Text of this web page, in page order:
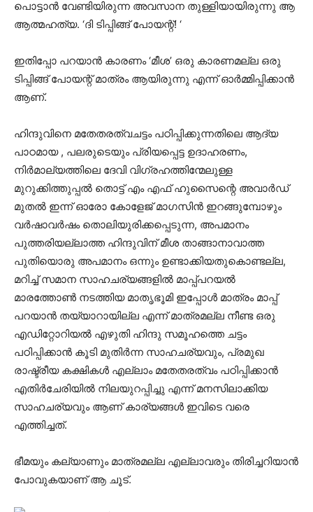
പൊട്ടാൻ വേണ്ടിയിരുന്ന അവസാന തുള്ളിയായിരുന്നു ആ
ആത്മഹത്യ. ‘ദി ടിപ്പിങ്ങ് പോയന്റ്! ‘
ഇതിപ്പോ പറയാൻ കാരണം ‘മീശ’ ഒരു കാരണമല്ല ഒരു
ടിപ്പിങ്ങ് പോയന്റ് മാത്രം ആയിരുന്നു എന്ന് ഓർമ്മിപ്പിക്കാൻ
ആണ്.
ഹിന്ദുവിനെ മതേതരത്വചട്ടം പഠിപ്പിക്കുന്നതിലെ ആദ്യ
പാഠമായ , പലരുടെയും പ്രിയപ്പെട്ട ഉദാഹരണം,
നിർമാല്യത്തിലെ ദേവി വിഗ്രഹത്തിന്മേലുള്ള
മുറുക്കിത്തുപ്പൽ തൊട്ട് എം എഫ് ഹുസൈന്റെ അവാർഡ്
മുതൽ ഇന്ന് ഓരോ കോളേജ് മാഗസിൻ ഇറങ്ങുമ്പോഴും
വർഷാവർഷം തൊലിയുരിക്കപ്പെടുന്ന, അപമാനം
പുത്തരിയല്ലാത്ത ഹിന്ദുവിന് മീശ താങ്ങാനാവാത്ത
പുതിയൊരു അപമാനം ഒന്നും ഉണ്ടാക്കിയതുകൊണ്ടല്ല,
മറിച്ച് സമാന സാഹചര്യങ്ങളിൽ മാപ്പ്പറയൽ
മാരത്തോൺ നടത്തിയ മാതൃഭൂമി ഇപ്പോൾ മാത്രം മാപ്പ്
പറയാൻ തയ്യാറായില്ല എന്ന് മാത്രമല്ല നീണ്ട ഒരു
എഡിറ്റോറിയൽ എഴുതി ഹിന്ദു സമൂഹത്തെ ചട്ടം
പഠിപ്പിക്കാൻ കൂടി മുതിർന്ന സാഹചര്യവും, പ്രമുഖ
രാഷ്ട്രീയ കക്ഷികൾ എല്ലാം മതേതരത്വം പഠിപ്പിക്കാൻ
എതിർചേരിയിൽ നിലയുറപ്പിച്ചു എന്ന് മനസിലാക്കിയ
സാഹചര്യവും ആണ് കാര്യങ്ങൾ ഇവിടെ വരെ
എത്തിച്ചത്.
ഭീമയും കല്യാണും മാത്രമല്ല എല്ലാവരും തിരിച്ചറിയാൻ
പോവുകയാണ് ആ ചൂട്.